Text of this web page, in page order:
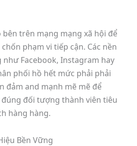
bên trên mạng mạng xã hội để
phạm vi tiếp cận. Các nền
Facebook, Instagram hay
phối hồ hết mức phải phải
đảm and mạnh mẽ mẽ để
đối tượng thành viên tiêu
hàng hàng.
Bền Vững